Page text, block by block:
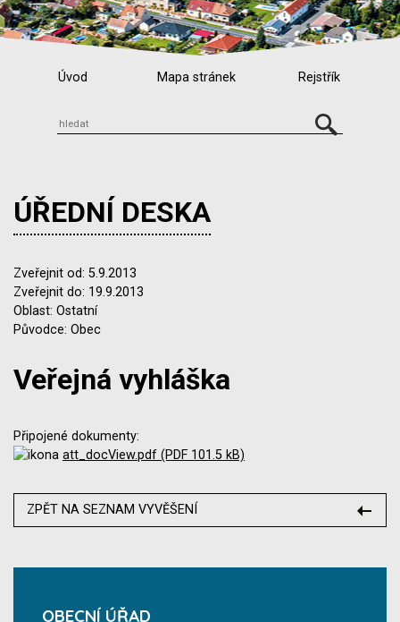
Úvod Mapa stránek Rejstřík
ÚŘEDNÍ DESKA
Zveřejnit od: 5.9.2013
Zveřejnit do: 19.9.2013
Oblast: Ostatní
Původce: Obec
Veřejná vyhláška
Připojené dokumenty:
att_docView.pdf (PDF 101.5 kB)
ZPĚT NA SEZNAM VYVĚŠENÍ
OBECNÍ ÚŘAD